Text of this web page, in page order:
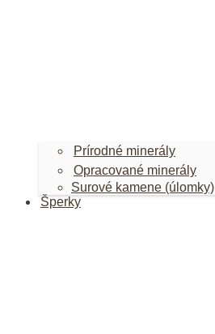
Prírodné minerály
Opracované minerály
Surové kamene (úlomky)
Šperky